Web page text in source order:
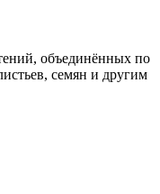
объединённых по
семян и другим